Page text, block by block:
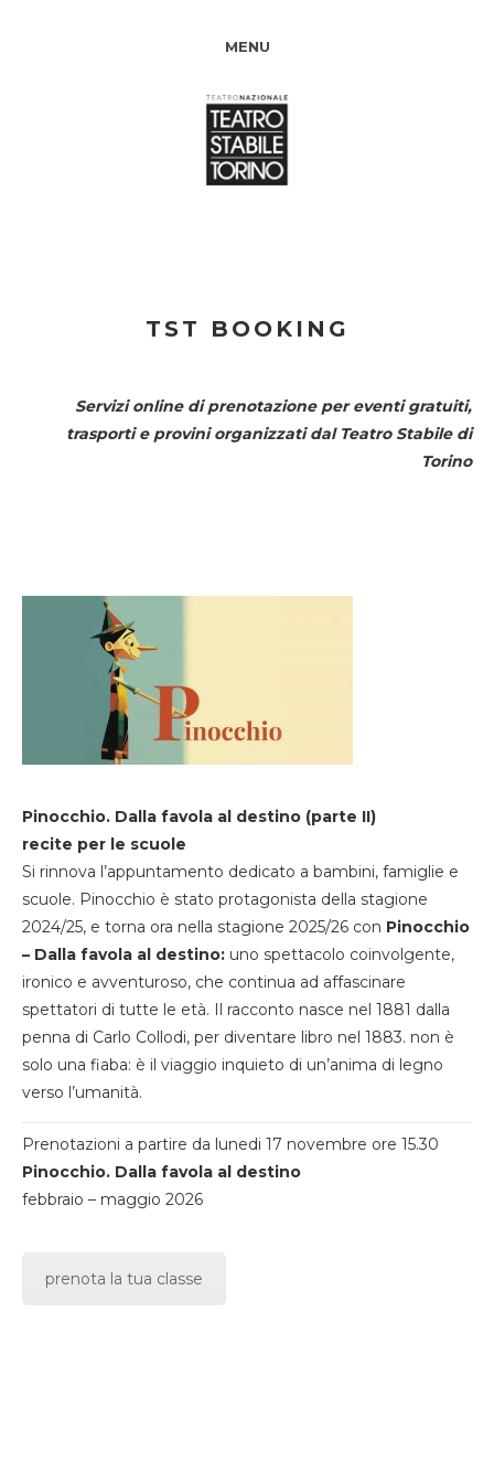
MENU
TST BOOKING
Servizi online di prenotazione per eventi gratuiti,
trasporti e provini organizzati dal Teatro Stabile di
Torino
Pinocchio. Dalla favola al destino (parte II)
recite per le scuole
Si rinnova l’appuntamento dedicato a bambini, famiglie e
scuole. Pinocchio è stato protagonista della stagione
2024/25, e torna ora nella stagione 2025/26 con Pinocchio
– Dalla favola al destino: uno spettacolo coinvolgente,
ironico e avventuroso, che continua ad affascinare
spettatori di tutte le età. Il racconto nasce nel 1881 dalla
penna di Carlo Collodi, per diventare libro nel 1883. non è
solo una fiaba: è il viaggio inquieto di un’anima di legno
verso l’umanità.
Prenotazioni a partire da lunedi 17 novembre ore 15.30
Pinocchio. Dalla favola al destino
febbraio – maggio 2026
prenota la tua classe